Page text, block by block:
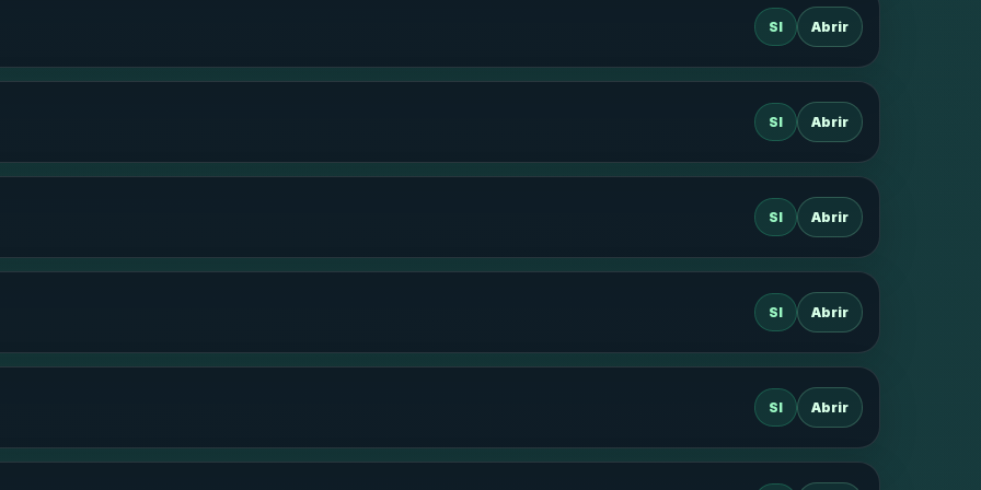
SI Abrir
SI Abrir
SI Abrir
SI Abrir
SI Abrir